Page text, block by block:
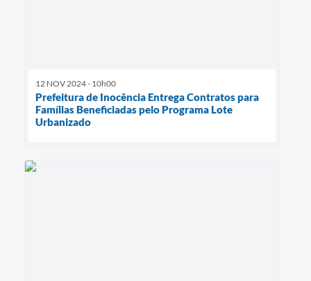
12 NOV 2024 - 10h00
Prefeitura de Inocência Entrega Contratos para
Famílias Beneficiadas pelo Programa Lote
Urbanizado